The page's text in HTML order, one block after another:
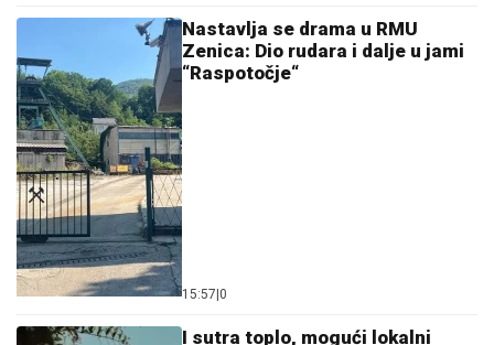
Nastavlja se drama u RMU
Zenica: Dio rudara i dalje u jami
“Raspotočje“
15:57 0
I sutra toplo, mogući lokalni